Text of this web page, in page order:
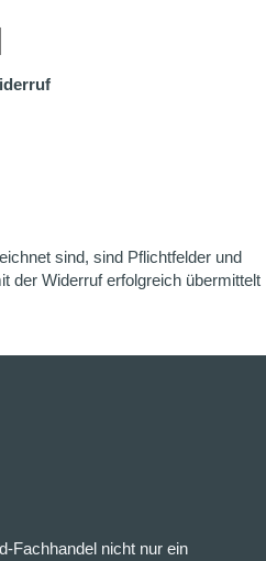
sind, sind Pflichtfelder und
der Widerruf erfolgreich übermittelt
Fachhandel nicht nur ein